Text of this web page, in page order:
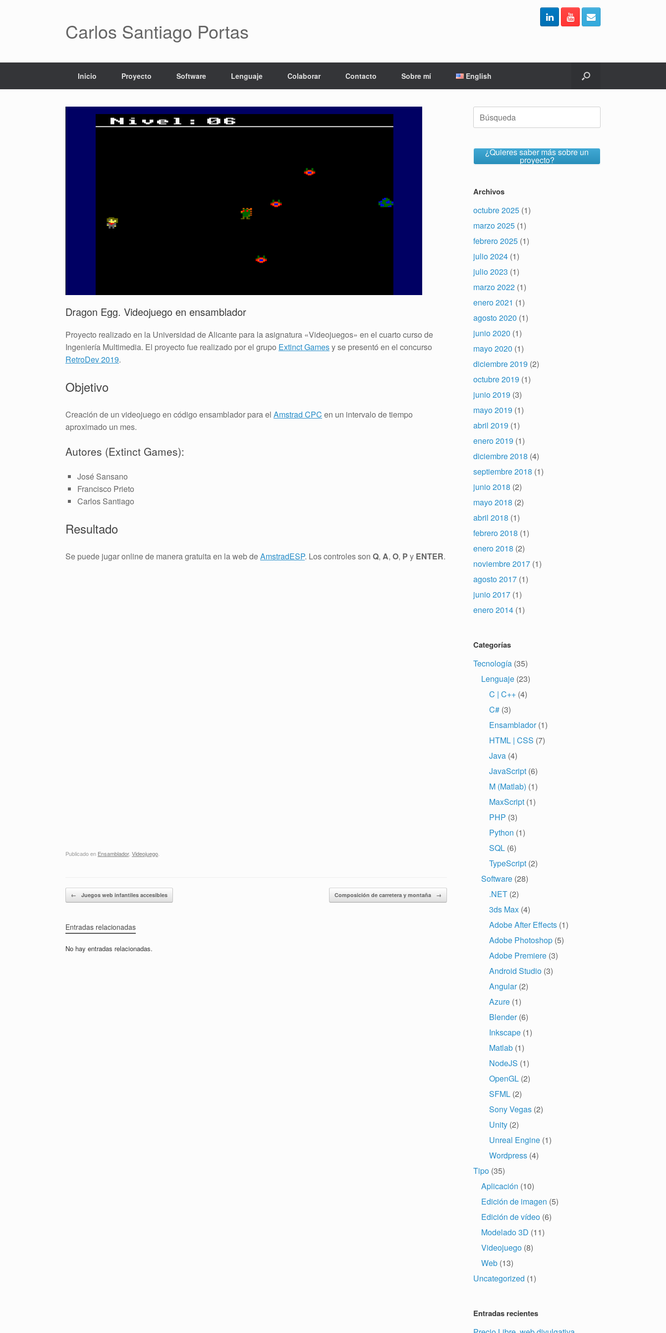
Carlos Santiago Portas
Inicio Proyecto Software Lenguaje Colaborar Contacto Sobre mí English
Dragon Egg. Videojuego en ensamblador
Proyecto realizado en la Universidad de Alicante para la asignatura «Videojuegos» en el cuarto curso de
Ingeniería Multimedia. El proyecto fue realizado por el grupo Extinct Gamesy se presentó en el concurso
RetroDev 2019.
Objetivo
Creación de un videojuego en código ensamblador para el Amstrad CPC en un intervalo de tiempo
aproximado un mes.
Autores (Extinct Games):
José Sansano
Francisco Prieto
Carlos Santiago
Resultado
Se puede jugar online de manera gratuita en la web deAmstradESP. Los controles son Q, A, O, P y ENTER.
Publicado en Ensamblador, Videojuego
Navegador de artículos
← Juegos web infantiles accesibles Composición de carretera y montaña →
Entradas relacionadas
No hay entradas relacionadas.
Buscar:
¿Quieres saber más sobre un
proyecto?
Archivos
octubre 2025 (1)
marzo 2025 (1)
febrero 2025 (1)
julio 2024 (1)
julio 2023 (1)
marzo 2022 (1)
enero 2021 (1)
agosto 2020 (1)
junio 2020 (1)
mayo 2020 (1)
diciembre 2019 (2)
octubre 2019 (1)
junio 2019 (3)
mayo 2019 (1)
abril 2019 (1)
enero 2019 (1)
diciembre 2018 (4)
septiembre 2018 (1)
junio 2018 (2)
mayo 2018 (2)
abril 2018 (1)
febrero 2018 (1)
enero 2018 (2)
noviembre 2017 (1)
agosto 2017 (1)
junio 2017 (1)
enero 2014 (1)
Categorías
Tecnología (35)
Lenguaje (23)
C | C++ (4)
C# (3)
Ensamblador(1)
HTML | CSS (7)
Java (4)
JavaScript (6)
M (Matlab) (1)
MaxScript (1)
PHP (3)
Python (1)
SQL (6)
TypeScript (2)
Software (28)
.NET (2)
3ds Max (4)
Adobe After Effects (1)
Adobe Photoshop (5)
Adobe Premiere (3)
Android Studio (3)
Angular(2)
Azure (1)
Blender(6)
Inkscape (1)
Matlab (1)
NodeJS (1)
OpenGL (2)
SFML (2)
Sony Vegas (2)
Unity (2)
Unreal Engine (1)
Wordpress (4)
Tipo (35)
Aplicación (10)
Edición de imagen (5)
Edición de vídeo (6)
Modelado 3D (11)
Videojuego (8)
Web (13)
Uncategorized (1)
Entradas recientes